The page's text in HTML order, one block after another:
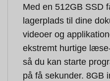
Med en 512GB SSD
lagerplads til dine
videoer og
ekstremt hurtige
så du kan starte
på få sekunder. 8GB